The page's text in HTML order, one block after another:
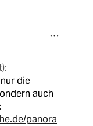
die
auch
panora